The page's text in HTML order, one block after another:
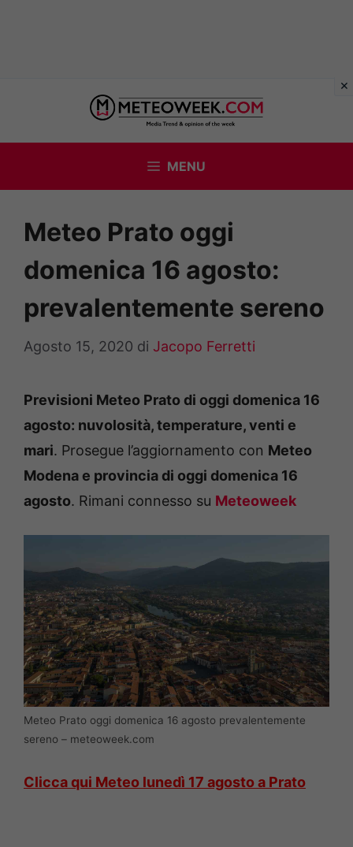
contenuto
MENU
Meteo Prato oggi
domenica 16 agosto:
prevalentemente sereno
Agosto 15, 2020 di Jacopo Ferretti
Previsioni Meteo Prato di oggi domenica 16
agosto: nuvolosità, temperature, venti e
mari. Prosegue l’aggiornamento con Meteo
Modena e provincia di oggi domenica 16
agosto. Rimani connesso su Meteoweek
Meteo Prato oggi domenica 16 agosto prevalentemente
sereno – meteoweek.com
Clicca qui Meteo lunedì 17 agosto a Prato